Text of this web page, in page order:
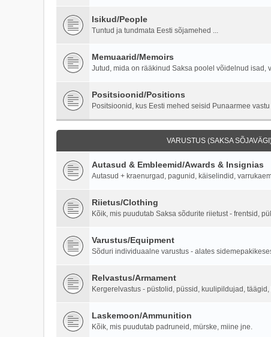
Isikud/People
Tuntud ja tundmata Eesti sõjamehed ...
Memuaarid/Memoirs
Jutud, mida on rääkinud Saksa poolel võidelnud isad,
Positsioonid/Positions
Positsioonid, kus Eesti mehed seisid Punaarmee vastu
VARUSTUS (SAKSA
Autasud & Embleemid/Awards & Insignias
Autasud + kraenurgad, pagunid, käiselindid,
Riietus/Clothing
Kõik, mis puudutab Saksa sõdurite riietust - frentsid,
Varustus/Equipment
Sõduri individuaalne varustus - alates
Relvastus/Armament
Kergerelvastus - püstolid, püssid, kuulipildujad,
Laskemoon/Ammunition
Kõik, mis puudutab padruneid, mürske, miine jne.